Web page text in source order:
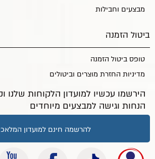
מבצעים וחבילות
ביטול הזמנה
טופס ביטול הזמנה
מדיניות החזרת מוצרים וביטולים
הירשמו עכשיו למועדון הלקוחות שלנו
הנחות וגישה למבצעים מיוחדים
להרשמה חינם למועדון